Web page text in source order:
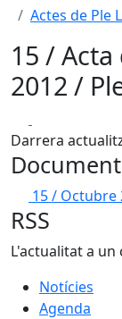
Actes de Ple
15 /
2012 /
Darrera
15 / Octubre
RSS
L'actualitat a un
Notícies
Agenda